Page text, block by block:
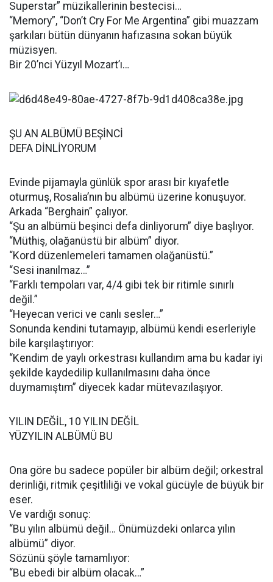
Superstar” müzikallerinin bestecisi…
“Memory”, “Don’t Cry For Me Argentina” gibi muazzam
şarkıları bütün dünyanın hafızasına sokan büyük
müzisyen.
Bir 20’nci Yüzyıl Mozart’ı…
ŞU AN ALBÜMÜ BEŞİNCİ
DEFA DİNLİYORUM
Evinde pijamayla günlük spor arası bir kıyafetle
oturmuş, Rosalia’nın bu albümü üzerine konuşuyor.
Arkada “Berghain” çalıyor.
“Şu an albümü beşinci defa dinliyorum” diye başlıyor.
“Müthiş, olağanüstü bir albüm” diyor.
“Kord düzenlemeleri tamamen olağanüstü.”
“Sesi inanılmaz…”
“Farklı tempoları var, 4/4 gibi tek bir ritimle sınırlı
değil.”
“Heyecan verici ve canlı sesler…”
Sonunda kendini tutamayıp, albümü kendi eserleriyle
bile karşılaştırıyor:
“Kendim de yaylı orkestrası kullandım ama bu kadar iyi
şekilde kaydedilip kullanılmasını daha önce
duymamıştım” diyecek kadar mütevazılaşıyor.
YILIN DEĞİL, 10 YILIN DEĞİL
YÜZYILIN ALBÜMÜ BU
Ona göre bu sadece popüler bir albüm değil; orkestral
derinliği, ritmik çeşitliliği ve vokal gücüyle de büyük bir
eser.
Ve vardığı sonuç:
“Bu yılın albümü değil… Önümüzdeki onlarca yılın
albümü” diyor.
Sözünü şöyle tamamlıyor:
“Bu ebedi bir albüm olacak…”